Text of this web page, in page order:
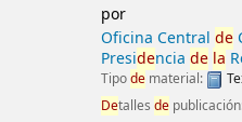
por
Oficina Central de
Presidencia de la
Tipodematerial:
Detalles de